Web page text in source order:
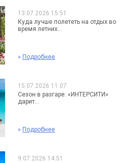
13.07.2026 15:51
Куда лучше полететь на отдых во
время летних...
» Подробнее
15.07.2026 11:07
Сезон в разгаре: «ИНТЕРСИТИ»
дарит...
» Подробнее
9.07.2026 14:51